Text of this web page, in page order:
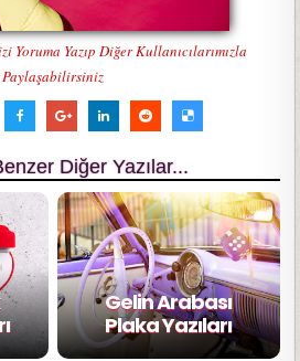
Yoruma Yazıp Diğer Kullanıcılarımızla
Paylaşabilirsiniz
Diğer Yazılar...
Gelin Arabası
Plaka Yazıları